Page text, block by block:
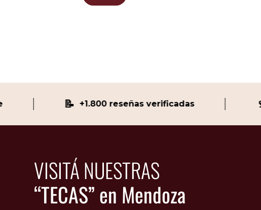
+1.800 reseñas verificadas
VISITÁ NUESTRAS
“TECAS” en Mendoza